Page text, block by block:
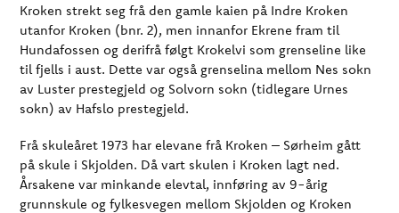
Kroken strekt seg frå den gamle kaien på Indre Kroken
utanfor Kroken (bnr. 2), men innanfor Ekrene fram til
Hundafossen og derifrå følgt Krokelvi som grenseline like
til fjells i aust. Dette var også grenselina mellom Nes sokn
av Luster prestegjeld og Solvorn sokn (tidlegare Urnes
sokn) av Hafslo prestegjeld.
Frå skuleåret 1973 har elevane frå Kroken – Sørheim gått
på skule i Skjolden. Då vart skulen i Kroken lagt ned.
Årsakene var minkande elevtal, innføring av 9-årig
grunnskule og fylkesvegen mellom Skjolden og Kroken